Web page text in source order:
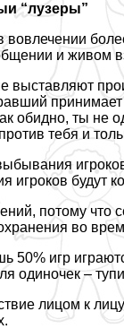
и “лузеры”
и живом
выставляют
обидно, ты не
тебя и
игроков будут
потому что
во
50% игр
одиночек –
лицом к